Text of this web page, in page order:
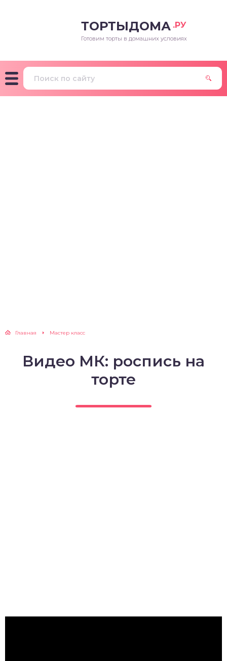
ТОРТЫДОМА .РУ
Готовим торты в домашних условиях
Главная Мастер класс
Видео МК: роспись на
торте